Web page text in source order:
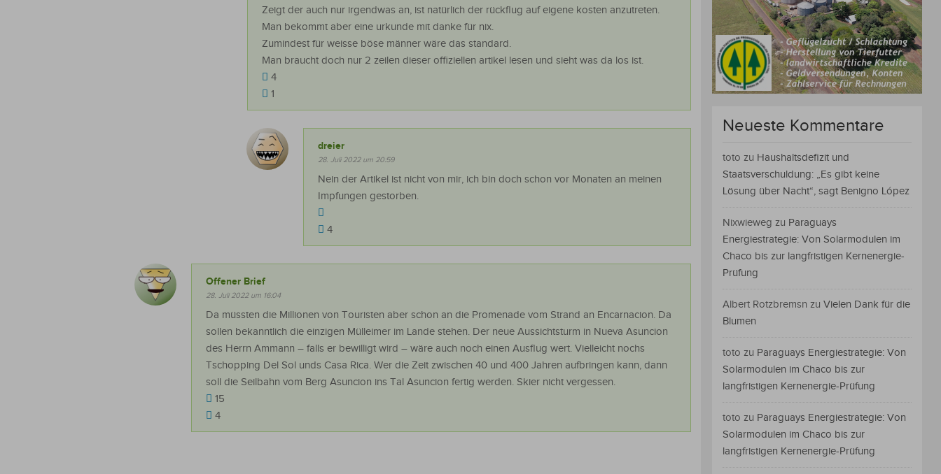
Zeigt der auch nur irgendwas an, ist natürlich der rückflug auf eigene kosten anzutreten.
Man bekommt aber eine urkunde mit danke für nix.
Zumindest für weisse böse männer wäre das standard.
Man braucht doch nur 2 zeilen dieser offiziellen artikel lesen und sieht was da los ist.
4
1
dreier
28. Juli 2022 um 20:59
Nein der Artikel ist nicht von mir, ich bin doch schon vor Monaten an meinen
Impfungen gestorben.
4
Offener Brief
28. Juli 2022 um 16:04
Da müssten die Millionen von Touristen aber schon an die Promenade vom Strand an Encarnacion. Da
sollen bekanntlich die einzigen Mülleimer im Lande stehen. Der neue Aussichtsturm in Nueva Asuncion
des Herrn Ammann – falls er bewilligt wird – wäre auch noch einen Ausflug wert. Vielleicht nochs
Tschopping Del Sol unds Casa Rica. Wer die Zeit zwischen 40 und 400 Jahren aufbringen kann, dann
soll die Seilbahn vom Berg Asuncion ins Tal Asuncion fertig werden. Skier nicht vergessen.
15
4
Neueste Kommentare
toto zu Haushaltsdefizit und
Staatsverschuldung: „Es gibt keine
Lösung über Nacht“, sagt Benigno López
Nixwieweg zu Paraguays
Energiestrategie: Von Solarmodulen im
Chaco bis zur langfristigen Kernenergie-
Prüfung
Albert Rotzbremsn zu Vielen Dank für die
Blumen
toto zu Paraguays Energiestrategie: Von
Solarmodulen im Chaco bis zur
langfristigen Kernenergie-Prüfung
toto zu Paraguays Energiestrategie: Von
Solarmodulen im Chaco bis zur
langfristigen Kernenergie-Prüfung